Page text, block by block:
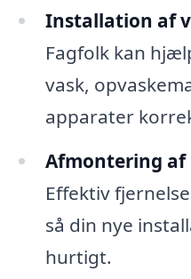
Installation af
Fagfolk kan
vask,
apparater
Afmontering af
Effektiv
så din nye
hurtigt.